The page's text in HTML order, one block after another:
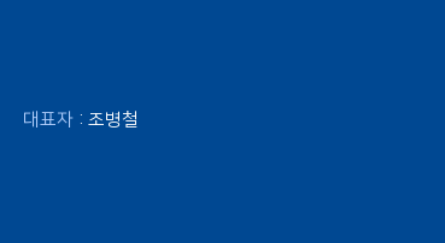
대표자 : 조병철